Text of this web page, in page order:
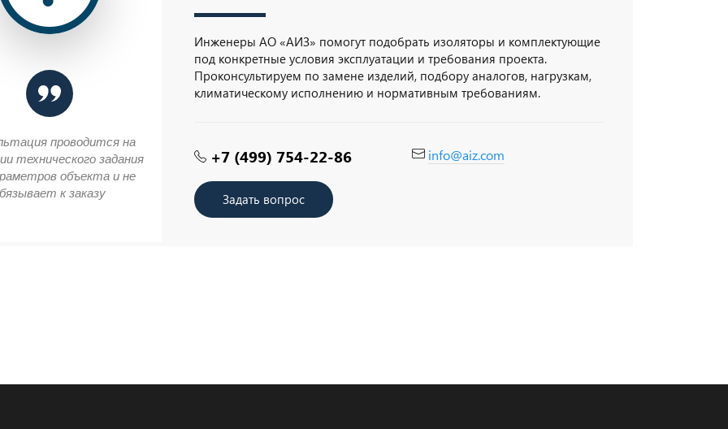
Инженеры АО «АИЗ» помогут подобрать изоляторы и комплектующие
под конкретные условия эксплуатации и требования проекта.
Проконсультируем по замене изделий, подбору аналогов, нагрузкам,
климатическому исполнению и нормативным требованиям.
+7 (499) 754-22-86 info@aiz.com
Задать вопрос
проводится на
технического задания
объекта и не
к заказу